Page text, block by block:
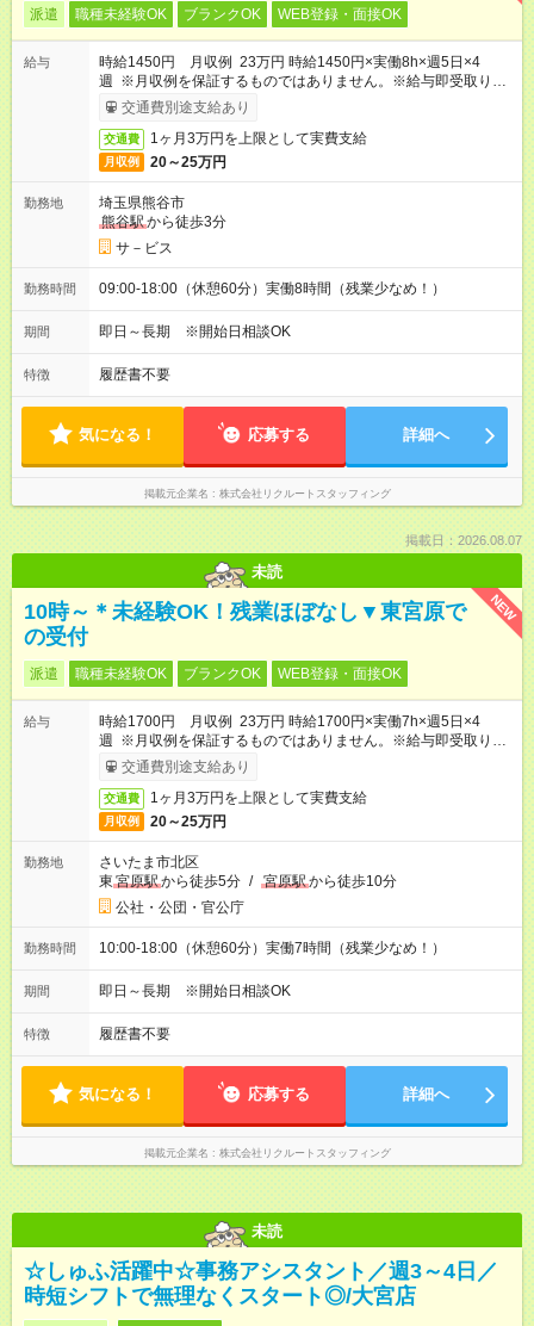
派遣 職種未経験OK ブランクOK WEB登録・面接OK
給与
時給1450円 月収例 23万円 時給1450円×実働8h×週5日×4
週 ※月収例を保証するものではありません。※給与即受取りサ
ービス利用可（利用条件有）
交通費別途支給あり
交通費 1ヶ月3万円を上限として実費支給
月収例 20～25万円
勤務地
埼玉県熊谷市
熊谷駅から徒歩3分
サ－ビス
勤務時間 09:00-18:00（休憩60分）実働8時間（残業少なめ！）
期間 即日～長期 ※開始日相談OK
特徴 履歴書不要
気になる！ 応募する 詳細へ
掲載元企業名 株式会社リクルートスタッフィング
掲載日：2026.08.07
未読
NEW
10時～＊未経験OK！残業ほぼなし▼東宮原で
の受付
派遣 職種未経験OK ブランクOK WEB登録・面接OK
給与
時給1700円 月収例 23万円 時給1700円×実働7h×週5日×4
週 ※月収例を保証するものではありません。※給与即受取りサ
ービス利用可（利用条件有）
交通費別途支給あり
交通費 1ヶ月3万円を上限として実費支給
月収例 20～25万円
勤務地
さいたま市北区
東 宮原駅から徒歩5分 / 宮原駅から徒歩10分
公社・公団・官公庁
勤務時間 10:00-18:00（休憩60分）実働7時間（残業少なめ！）
期間 即日～長期 ※開始日相談OK
特徴 履歴書不要
気になる！ 応募する 詳細へ
掲載元企業名 株式会社リクルートスタッフィング
未読
☆しゅふ活躍中☆事務アシスタント／週3～4日／
時短シフトで無理なくスタート◎/大宮店